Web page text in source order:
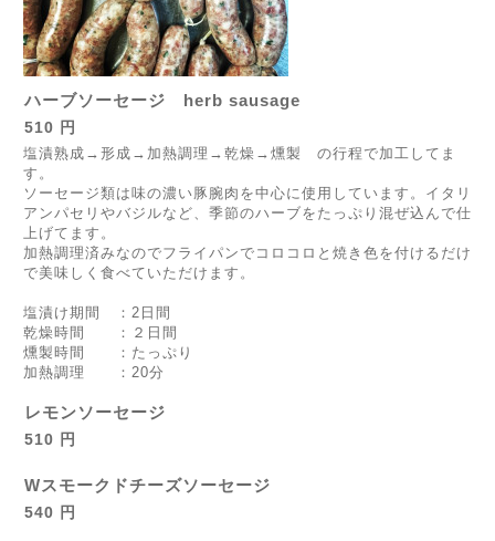
ハーブソーセージ herb sausage
510 円
塩漬熟成→形成→加熱調理→乾燥→燻製 の行程で加工してま
す。
ソーセージ類は味の濃い豚腕肉を中心に使用しています。イタリ
アンパセリやバジルなど、季節のハーブをたっぷり混ぜ込んで仕
上げてます。
加熱調理済みなのでフライパンでコロコロと焼き色を付けるだけ
で美味しく食べていただけます。
塩漬け期間 ：2日間
乾燥時間 ：２日間
燻製時間 ：たっぷり
加熱調理 ：20分
レモンソーセージ
510 円
Wスモークドチーズソーセージ
540 円